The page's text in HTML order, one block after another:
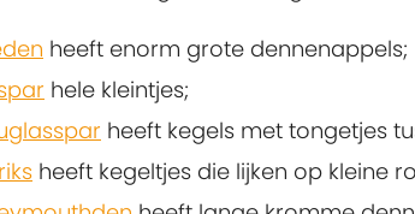
heeft enorm grote dennenappels;
hele kleintjes;
heeft kegels met tongetjes
heeft kegeltjes die lijken op kleine